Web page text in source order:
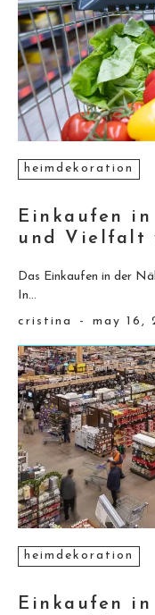
heimdekoration
Einkaufen
und Vielfalt
Das Einkaufen in der
In...
cristina
- may 16,
heimdekoration
Einkaufen